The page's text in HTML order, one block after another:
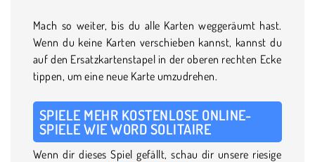
Mach so weiter, bis du alle Karten weggeräumt hast.
Wenn du keine Karten verschieben kannst, kannst du
auf den Ersatzkartenstapel in der oberen rechten Ecke
tippen, um eine neue Karte umzudrehen.
SPIELE MEHR KOSTENLOSE ONLINE-
SPIELE WIE WORD SOLITAIRE
Wenn dir dieses Spiel gefällt, schau dir unsere riesige